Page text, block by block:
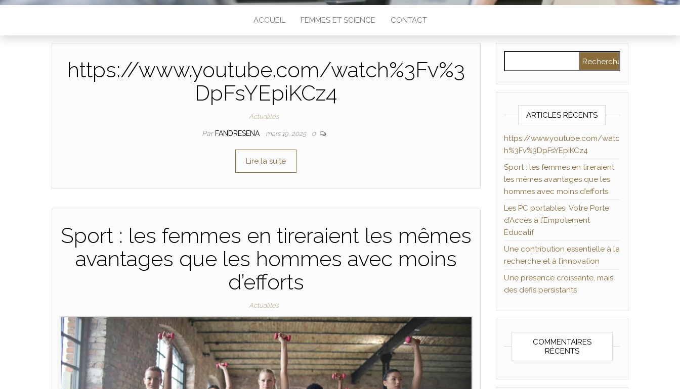
ACCUEIL FEMMES ET SCIENCE CONTACT
https://www.youtube.com/watch%3Fv%3
DpFsYEpiKCz4
Actualités
Par FANDRESENA mars 19, 2025 0
Lire la suite
Sport : les femmes en tireraient les mêmes
avantages que les hommes avec moins
d’efforts
Actualités
ARTICLES RÉCENTS
https://www.youtube.com/watc
h%3Fv%3DpFsYEpiKCz4
Sport : les femmes en tireraient
les mêmes avantages que les
hommes avec moins d’efforts
Les PC portables Votre Porte
d’Accès à l’Empotement
Éducatif
Une contribution essentielle à la
recherche et à l’innovation
Une présence croissante, mais
des défis persistants
COMMENTAIRES
RÉCENTS